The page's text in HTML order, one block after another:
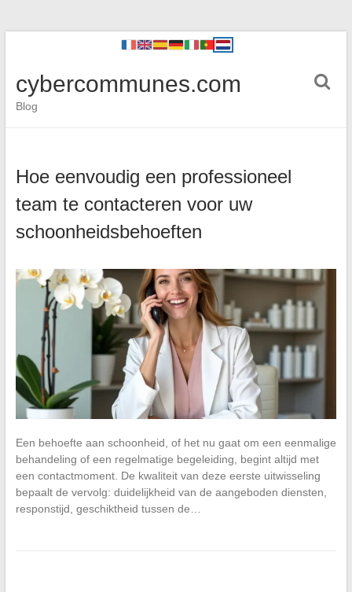
cybercommunes.com
Blog
Hoe eenvoudig een professioneel
team te contacteren voor uw
schoonheidsbehoeften
Een behoefte aan schoonheid, of het nu gaat om een eenmalige
behandeling of een regelmatige begeleiding, begint altijd met
een contactmoment. De kwaliteit van deze eerste uitwisseling
bepaalt de vervolg: duidelijkheid van de aangeboden diensten,
responstijd, geschiktheid tussen de…